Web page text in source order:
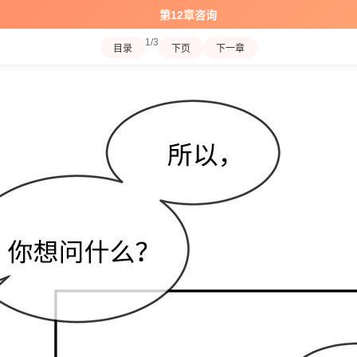
第12章咨询
目录
1/3
下页 下一章